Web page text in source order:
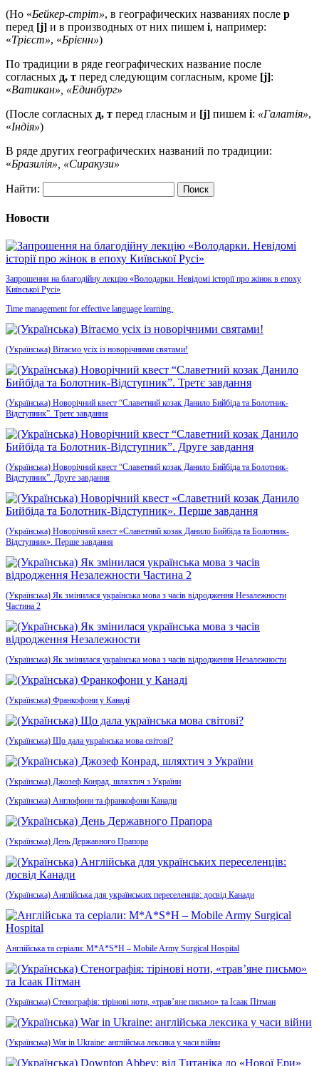
(Но «Бейкер-стріт», в географических названиях после р
перед [j] и в производных от них пишем і, например:
«Трієст», «Брієнн»)
По традиции в ряде географических название после
согласных д, т перед следующим согласным, кроме [j]:
«Ватикан», «Единбург»
(После согласных д, т перед гласным и [j] пишем і: «Галатія»,
«Індія»)
В ряде других географических названий по традиции:
«Бразилія», «Сиракузи»
Найти:
Новости
Запрошення на благодійну лекцію «Володарки. Невідомі історії про жінок в епоху
Київської Русі»
Time management for effective language learning.
(Українська) Вітаємо усіх із новорічними святами!
(Українська) Новорічний квест “Славетний козак Данило Бийбіда та Болотник-
Відступник”. Третє завдання
(Українська) Новорічний квест “Славетний козак Данило Бийбіда та Болотник-
Відступник”. Друге завдання
(Українська) Новорічний квест «Славетний козак Данило Бийбіда та Болотник-
Відступник». Перше завдання
(Українська) Як змінилася українська мова з часів відродження Незалежности
Частина 2
(Українська) Як змінилася українська мова з часів відродження Незалежности
(Українська) Франкофони у Канаді
(Українська) Що дала українська мова світові?
(Українська) Джозеф Конрад, шляхтич з України
(Українська) Англофони та франкофони Канади
(Українська) День Державного Прапора
(Українська) Англійська для українських переселенців: досвід Канади
Англійська та серіали: M*A*S*H – Mobile Army Surgical Hospital
(Українська) Стенографія: тірінові ноти, «трав’яне письмо» та Ісаак Пітман
(Українська) War in Ukraine: англійська лексика у часи війни